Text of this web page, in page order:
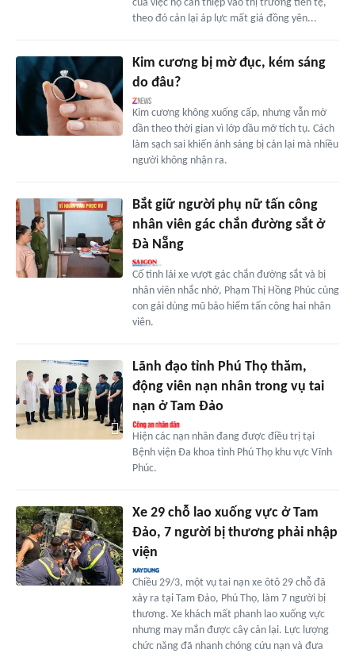
của việc họ can thiệp vào thị trường tiền tệ,
theo đó cản lại áp lực mất giá đồng yên...
Kim cương bị mờ đục, kém sáng
do đâu?
Kim cương không xuống cấp, nhưng vẫn mờ
dần theo thời gian vì lớp dầu mỡ tích tụ. Cách
làm sạch sai khiến ánh sáng bị cản lại mà nhiều
người không nhận ra.
Bắt giữ người phụ nữ tấn công
nhân viên gác chắn đường sắt ở
Đà Nẵng
Cố tình lái xe vượt gác chắn đường sắt và bị
nhân viên nhắc nhở, Phạm Thị Hồng Phúc cùng
con gái dùng mũ bảo hiểm tấn công hai nhân
viên.
Lãnh đạo tỉnh Phú Thọ thăm,
động viên nạn nhân trong vụ tai
nạn ở Tam Đảo
Hiện các nạn nhân đang được điều trị tại
Bệnh viện Đa khoa tỉnh Phú Thọ khu vực Vĩnh
Phúc.
Xe 29 chỗ lao xuống vực ở Tam
Đảo, 7 người bị thương phải nhập
viện
Chiều 29/3, một vụ tai nạn xe ôtô 29 chỗ đã
xảy ra tại Tam Đảo, Phú Thọ, làm 7 người bị
thương. Xe khách mất phanh lao xuống vực
nhưng may mắn được cây cản lại. Lực lượng
chức năng đã nhanh chóng cứu nạn và đưa